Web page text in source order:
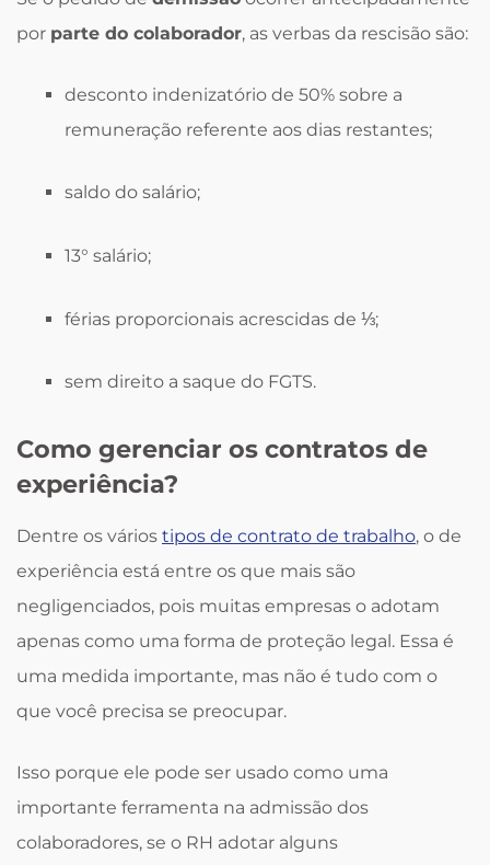
por parte do colaborador, as verbas da rescisão são:
desconto indenizatório de 50% sobre a
remuneração referente aos dias restantes;
saldo do salário;
13° salário;
férias proporcionais acrescidas de ⅓;
sem direito a saque do FGTS.
Como gerenciar os contratos de
experiência?
Dentre os vários tipos de contrato de trabalho, o de
experiência está entre os que mais são
negligenciados, pois muitas empresas o adotam
apenas como uma forma de proteção legal. Essa é
uma medida importante, mas não é tudo com o
que você precisa se preocupar.
Isso porque ele pode ser usado como uma
importante ferramenta na admissão dos
colaboradores, se o RH adotar alguns